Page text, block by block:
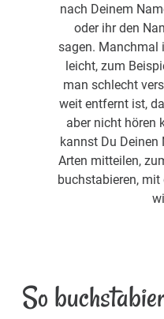
nach Deinem
oder ihr den
sagen. Manchmal
leicht, zum
man schlecht
weit entfernt ist,
aber nicht hören
kannst Du Deinen
Arten mitteilen,
buchstabieren, mit
So